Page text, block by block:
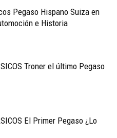
Pegaso Hispano Suiza en
e Historia
Troner el último Pegaso
El Primer Pegaso ¿Lo